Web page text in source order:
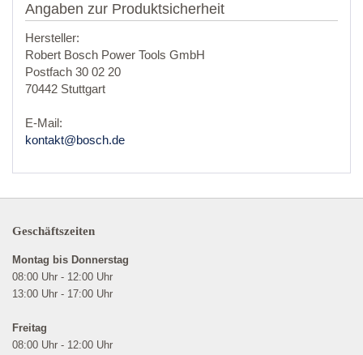
Angaben zur Produktsicherheit
Hersteller:
Robert Bosch Power Tools GmbH
Postfach 30 02 20
70442 Stuttgart
E-Mail:
kontakt@bosch.de
Geschäftszeiten
Montag bis Donnerstag
08:00 Uhr - 12:00 Uhr
13:00 Uhr - 17:00 Uhr
Freitag
08:00 Uhr - 12:00 Uhr